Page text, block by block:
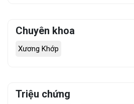
Chuyên khoa
Xương Khớp
Triệu chứng